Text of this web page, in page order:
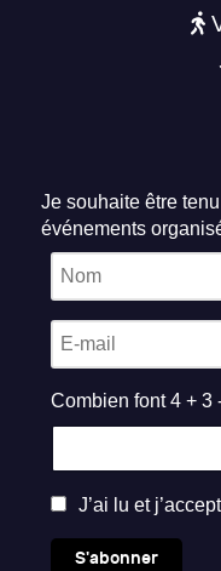
Je souhaite être
événements
Combien font 4 + 3
J’ai lu et
S'abonner